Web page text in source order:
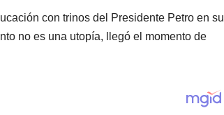
con trinos del Presidente Petro en su
no es una utopía, llegó el momento de